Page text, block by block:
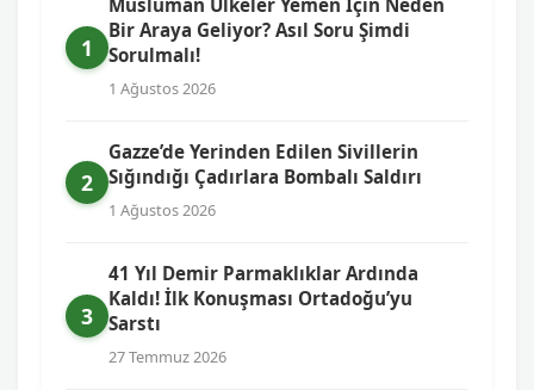
1
Müslüman Ülkeler Yemen İçin Neden
Bir Araya Geliyor? Asıl Soru Şimdi
Sorulmalı!
1 Ağustos 2026
2
Gazze’de Yerinden Edilen Sivillerin
Sığındığı Çadırlara Bombalı Saldırı
1 Ağustos 2026
3
41 Yıl Demir Parmaklıklar Ardında
Kaldı! İlk Konuşması Ortadoğu’yu
Sarstı
27 Temmuz 2026